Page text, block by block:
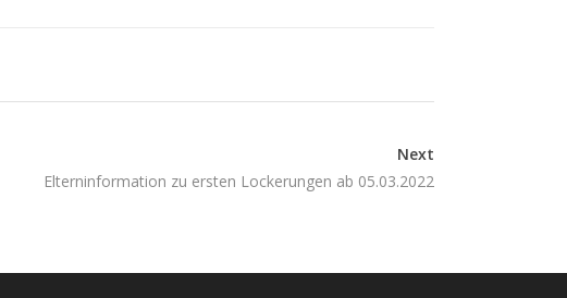
Next
Elterninformation zu ersten Lockerungen ab 05.03.2022